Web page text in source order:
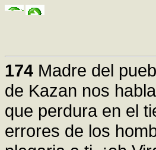
174 Madre del
de Kazan nos
que perdura en el
errores de los